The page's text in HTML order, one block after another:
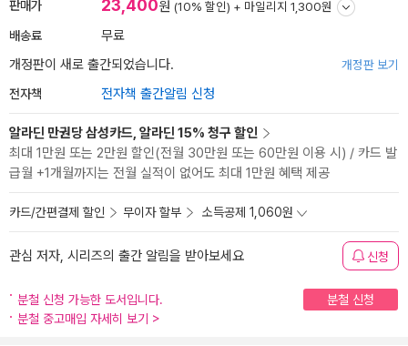
판매가 23,400원 (10% 할인) + 마일리지 1,300원
배송료
무료
개정판이 새로 출간되었습니다.
개정판 보기
전자책 전자책 출간알림 신청
알라딘 만권당 삼성카드, 알라딘 15% 청구 할인
최대 1만원 또는 2만원 할인(전월 30만원 또는 60만원 이용 시) / 카드 발
급월 +1개월까지는 전월 실적이 없어도 최대 1만원 혜택 제공
카드/간편결제 할인 무이자 할부 소득공제 1,060원
관심 저자, 시리즈의 출간 알림을 받아보세요 신청
분철 신청 가능한 도서입니다.
분철 신청
분철 중고매입 자세히 보기 >